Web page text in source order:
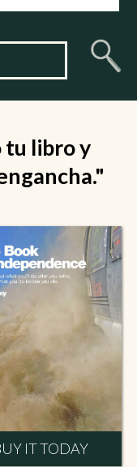
tu libro y
IT TODAY